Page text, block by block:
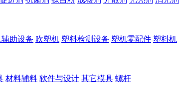
辅助设备 吹塑机 塑料检测设备 塑机零配件 塑料机
材料辅料 软件与设计 其它模具 螺杆